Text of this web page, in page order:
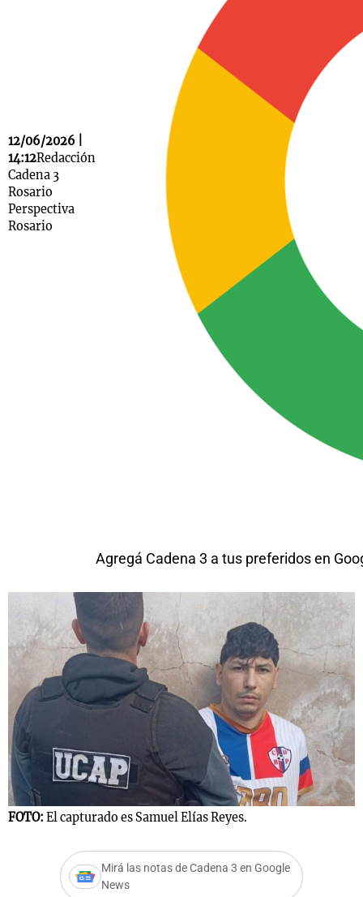
12/06/2026 |
14:12Redacción
Cadena 3
Rosario
Perspectiva
Rosario
Agregá Cadena 3 a tus preferidos en
FOTO: El capturado es Samuel Elías Reyes.
Mirá las notas de Cadena 3 en Google
News
Mundial 2026
La Sole en
Cadena 3